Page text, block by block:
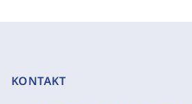
KONTAKT